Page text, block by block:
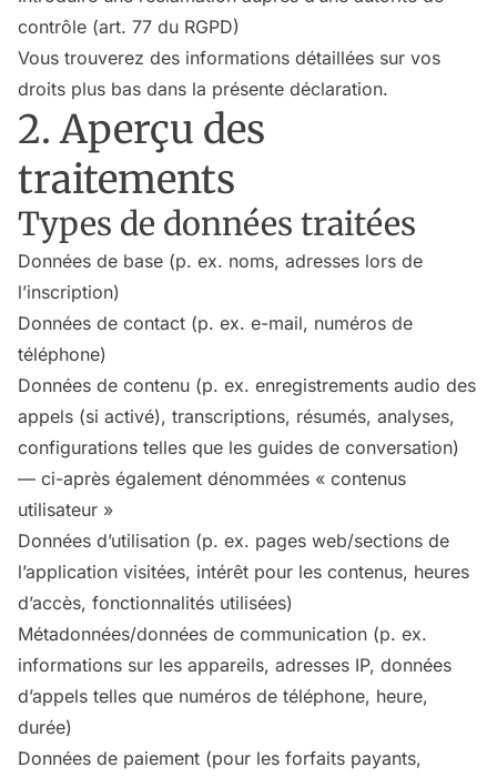
contrôle (art. 77 du RGPD)
Vous trouverez des informations détaillées sur vos
droits plus bas dans la présente déclaration.
2. Aperçu des
traitements
Types de données traitées
Données de base (p. ex. noms, adresses lors de
l’inscription)
Données de contact (p. ex. e-mail, numéros de
téléphone)
Données de contenu (p. ex. enregistrements audio des
appels (si activé), transcriptions, résumés, analyses,
configurations telles que les guides de conversation)
— ci-après également dénommées « contenus
utilisateur »
Données d’utilisation (p. ex. pages web/sections de
l’application visitées, intérêt pour les contenus, heures
d’accès, fonctionnalités utilisées)
Métadonnées/données de communication (p. ex.
informations sur les appareils, adresses IP, données
d’appels telles que numéros de téléphone, heure,
durée)
Données de paiement (pour les forfaits payants,